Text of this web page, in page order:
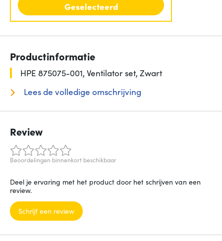
Geselecteerd
Productinformatie
HPE 875075-001, Ventilator set, Zwart
Lees de volledige omschrijving
Review
Beoordelingen binnenkort beschikbaar
Deel je ervaring met het product door het schrijven van een
review.
Schrijf een review